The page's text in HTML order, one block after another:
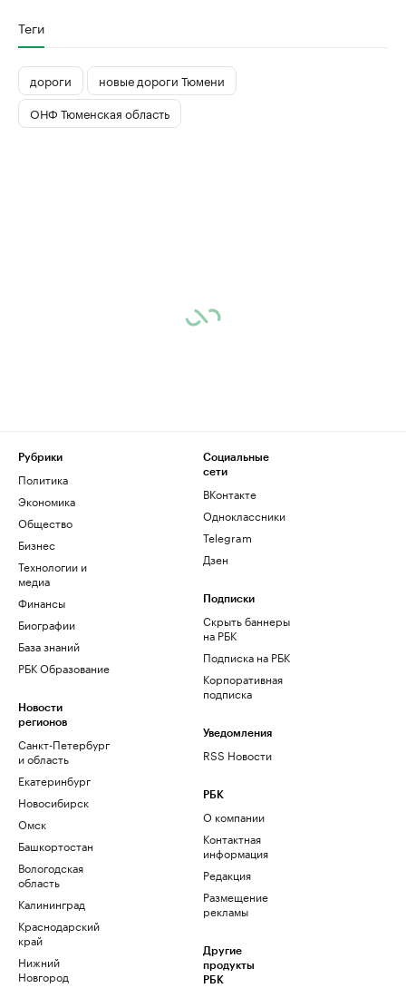
Теги
дороги
новые дороги Тюмени
ОНФ Тюменская область
Рубрики
Политика
Экономика
Общество
Бизнес
Технологии и
медиа
Финансы
Биографии
База знаний
РБК Образование
Новости
регионов
Санкт-Петербург
и область
Екатеринбург
Новосибирск
Омск
Башкортостан
Вологодская
область
Калининград
Краснодарский
край
Нижний
Новгород
Социальные
сети
ВКонтакте
Одноклассники
Telegram
Дзен
Подписки
Скрыть баннеры
на РБК
Подписка на РБК
Корпоративная
подписка
Уведомления
RSS Новости
РБК
О компании
Контактная
информация
Редакция
Размещение
рекламы
Другие
продукты
РБК